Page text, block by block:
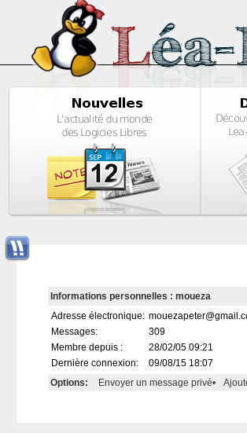
Informations personnelles : moueza
Adresse électronique:
Messages:
309
Membre depuis :
28/02/05 09:21
Dernière connexion:
09/08/15 18:07
Options:
Envoyer un message privé•